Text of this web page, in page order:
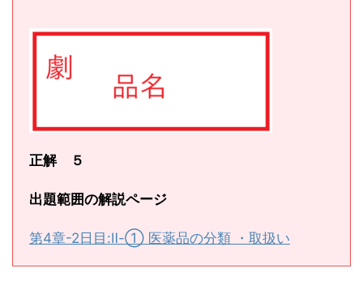
正解 ５
出題範囲の解説ページ
第4章-2日目:Ⅱ-① 医薬品の分類 ・取扱い